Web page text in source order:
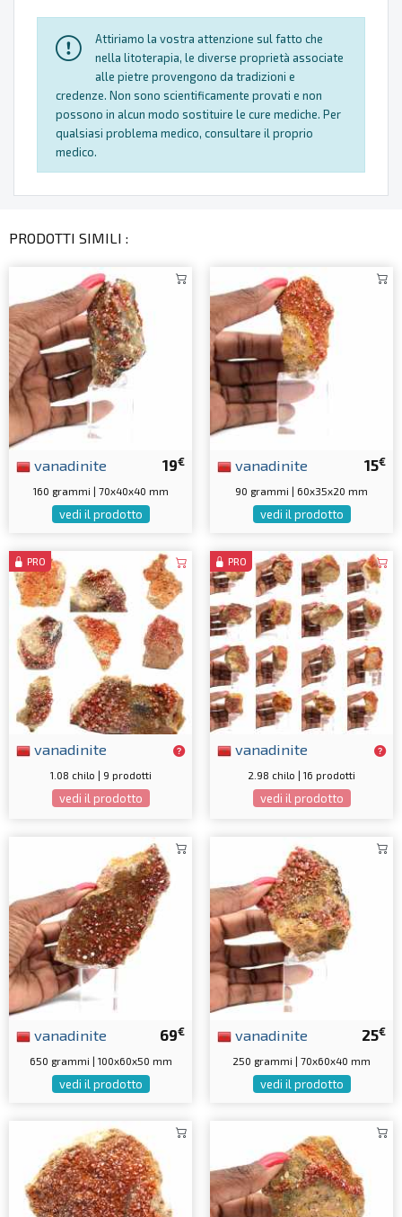
Attiriamo la vostra attenzione sul fatto che
nella litoterapia, le diverse proprietà associate
alle pietre provengono da tradizioni e
credenze. Non sono scientificamente provati e non
possono in alcun modo sostituire le cure mediche. Per
qualsiasi problema medico, consultare il proprio
medico.
PRODOTTI SIMILI :
19€
vanadinite
160 grammi | 70x40x40 mm
vedi il prodotto
15€
vanadinite
90 grammi | 60x35x20 mm
vedi il prodotto
PRO
vanadinite
1.08 chilo | 9 prodotti
vedi il prodotto
PRO
vanadinite
2.98 chilo | 16 prodotti
vedi il prodotto
69€
vanadinite
650 grammi | 100x60x50 mm
vedi il prodotto
25€
vanadinite
250 grammi | 70x60x40 mm
vedi il prodotto